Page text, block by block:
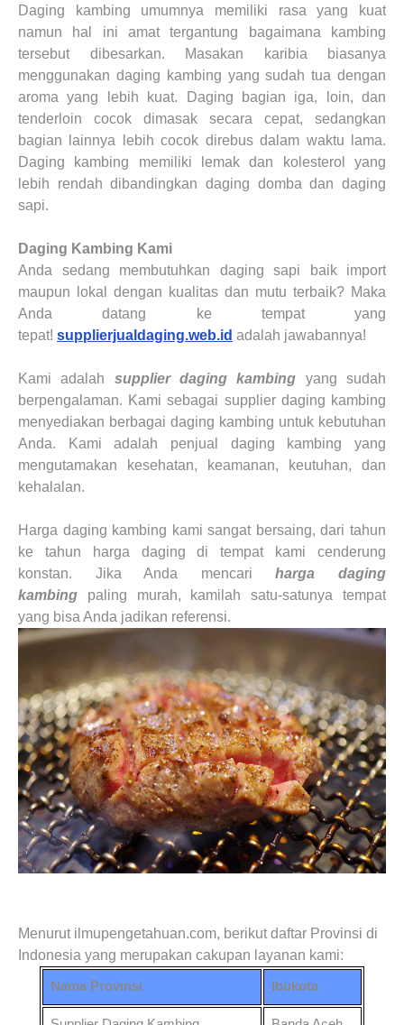
Daging kambing umumnya memiliki rasa yang kuat
namun hal ini amat tergantung bagaimana kambing
tersebut dibesarkan. Masakan karibia biasanya
menggunakan daging kambing yang sudah tua dengan
aroma yang lebih kuat. Daging bagian iga, loin, dan
tenderloin cocok dimasak secara cepat, sedangkan
bagian lainnya lebih cocok direbus dalam waktu lama.
Daging kambing memiliki lemak dan kolesterol yang
lebih rendah dibandingkan daging domba dan daging
sapi.
Daging Kambing Kami
Anda sedang membutuhkan daging sapi baik import
maupun lokal dengan kualitas dan mutu terbaik? Maka
Anda datang ke tempat yang
tepat! supplierjualdaging.web.id adalah jawabannya!
Kami adalah supplier daging kambing yang sudah
berpengalaman. Kami sebagai supplier daging kambing
menyediakan berbagai daging kambing untuk kebutuhan
Anda. Kami adalah penjual daging kambingyang
mengutamakan kesehatan, keamanan, keutuhan, dan
kehalalan.
Harga daging kambing kami sangat bersaing, dari tahun
ke tahun harga daging di tempat kami cenderung
konstan. Jika Anda mencariharga daging
kambing paling murah, kamilah satu-satunya tempat
yang bisa Anda jadikan referensi.
Menurut ilmupengetahuan.com, berikut daftar Provinsi di
Indonesia yang merupakan cakupan layanan kami:
Nama Provinsi Ibukota